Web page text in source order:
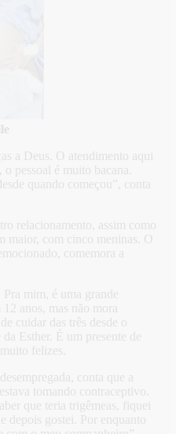
a Deus. O atendimento aqui
pessoal é muito bacana.
quando começou”, conta
relacionamento, assim como
maior, com cinco meninas. O
comemora a
Pra mim, é uma grande
anos, mas não mora
cuidar das três desde o
Esther. É um presente de
felizes.
conta que a
tomando contraceptivo.
que teria trigêmeas, fiquei
depois gostei. Por enquanto